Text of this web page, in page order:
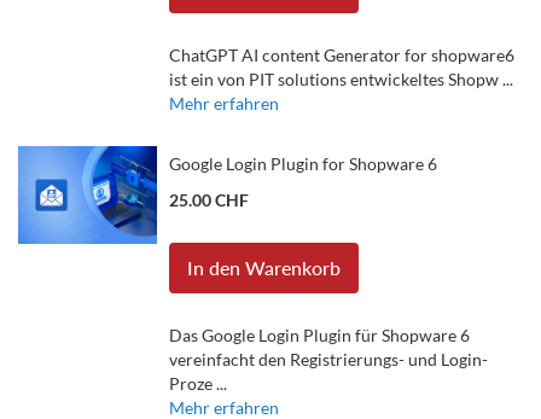
ChatGPT AI content Generator for shopware6
ist ein von PIT solutions entwickeltes Shopw ...
Mehr erfahren
Google Login Plugin for Shopware 6
25.00 CHF
In den Warenkorb
Das Google Login Plugin für Shopware 6
vereinfacht den Registrierungs- und Login-
Proze ...
Mehr erfahren